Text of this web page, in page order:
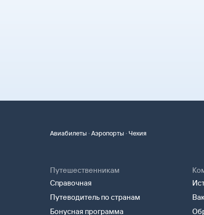
Авиабилеты ·Аэропорты · Чехия
Путешественникам
Справочная
Путеводитель по странам
Бонусная программа